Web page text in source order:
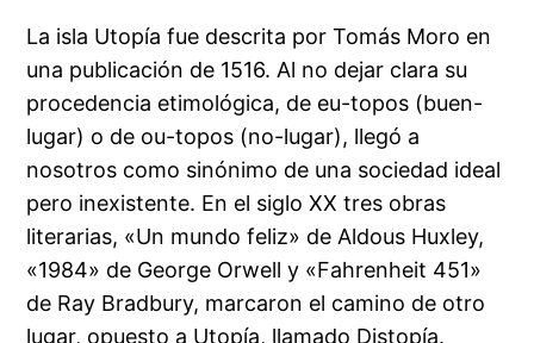
La isla Utopía fue descrita por Tomás Moro en
una publicación de 1516. Al no dejar clara su
procedencia etimológica, de eu-topos (buen-
lugar) o de ou-topos (no-lugar), llegó a
nosotros como sinónimo de una sociedad ideal
pero inexistente. En el siglo XX tres obras
literarias, «Un mundo feliz» de Aldous Huxley,
«1984» de George Orwell y «Fahrenheit 451»
de Ray Bradbury, marcaron el camino de otro
lugar, opuesto a Utopía, llamado Distopía.